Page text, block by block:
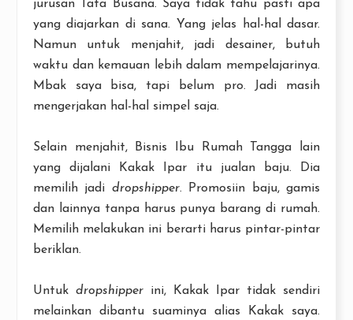
jurusan Tata Busana. Saya tidak tahu pasti apa
yang diajarkan di sana. Yang jelas hal-hal dasar.
Namun untuk menjahit, jadi desainer, butuh
waktu dan kemauan lebih dalam mempelajarinya.
Mbak saya bisa, tapi belum pro. Jadi masih
mengerjakan hal-hal simpel saja.
Selain menjahit, Bisnis Ibu Rumah Tangga lain
yang dijalani Kakak Ipar itu jualan baju. Dia
memilih jadi dropshipper. Promosiin baju, gamis
dan lainnya tanpa harus punya barang di rumah.
Memilih melakukan ini berarti harus pintar-pintar
beriklan.
Untuk dropshipper ini, Kakak Ipar tidak sendiri
melainkan dibantu suaminya alias Kakak saya.